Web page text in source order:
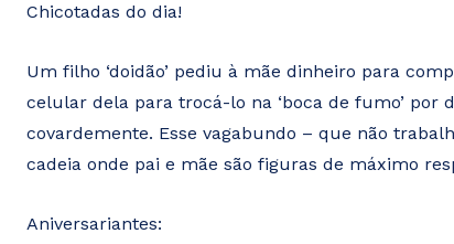
Chicotadas do dia!
Um filho ‘doidão’ pediu à mãe dinheiro para
celular dela para trocá-lo na ‘boca de fumo’ por
covardemente. Esse vagabundo – que não
cadeia onde pai e mãe são figuras de máximo
Aniversariantes: